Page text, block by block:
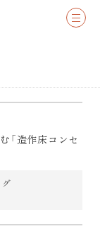
「造作床コンセ
グ